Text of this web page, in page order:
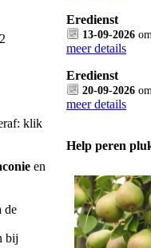
klik
en
de
bij
Eredienst
13-09-2026 om
meer details
Eredienst
20-09-2026 om
meer details
Help peren